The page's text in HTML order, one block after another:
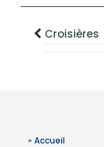
Croisières
» Accueil